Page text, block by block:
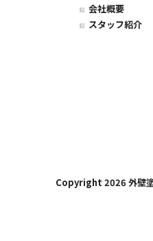
会社概要
スタッフ紹介
Copyright 2026 外壁